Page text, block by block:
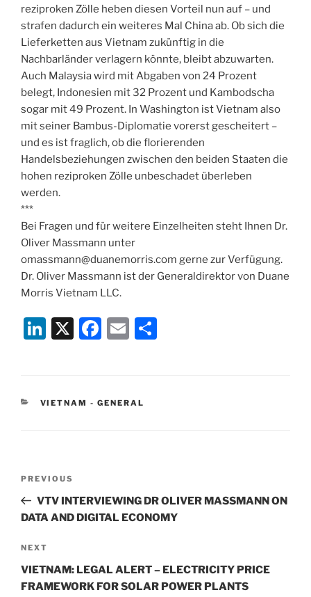
reziproken Zölle heben diesen Vorteil nun auf – und
strafen dadurch ein weiteres Mal China ab. Ob sich die
Lieferketten aus Vietnam zukünftig in die
Nachbarländer verlagern könnte, bleibt abzuwarten.
Auch Malaysia wird mit Abgaben von 24 Prozent
belegt, Indonesien mit 32 Prozent und Kambodscha
sogar mit 49 Prozent. In Washington ist Vietnam also
mit seiner Bambus-Diplomatie vorerst gescheitert –
und es ist fraglich, ob die florierenden
Handelsbeziehungen zwischen den beiden Staaten die
hohen reziproken Zölle unbeschadet überleben
werden.
***
Bei Fragen und für weitere Einzelheiten steht Ihnen Dr.
Oliver Massmann unter
omassmann@duanemorris.com gerne zur Verfügung.
Dr. Oliver Massmann ist der Generaldirektor von Duane
Morris Vietnam LLC.
Li
e
X
F
e
E
l
CATEGORIES
VIETNAM - GENERAL
Previous
Post
PREVIOUS
VTV INTERVIEWING DR OLIVER MASSMANN ON
DATA AND DIGITAL ECONOMY
Next
Post
NEXT
VIETNAM: LEGAL ALERT – ELECTRICITY PRICE
FRAMEWORK FOR SOLAR POWER PLANTS